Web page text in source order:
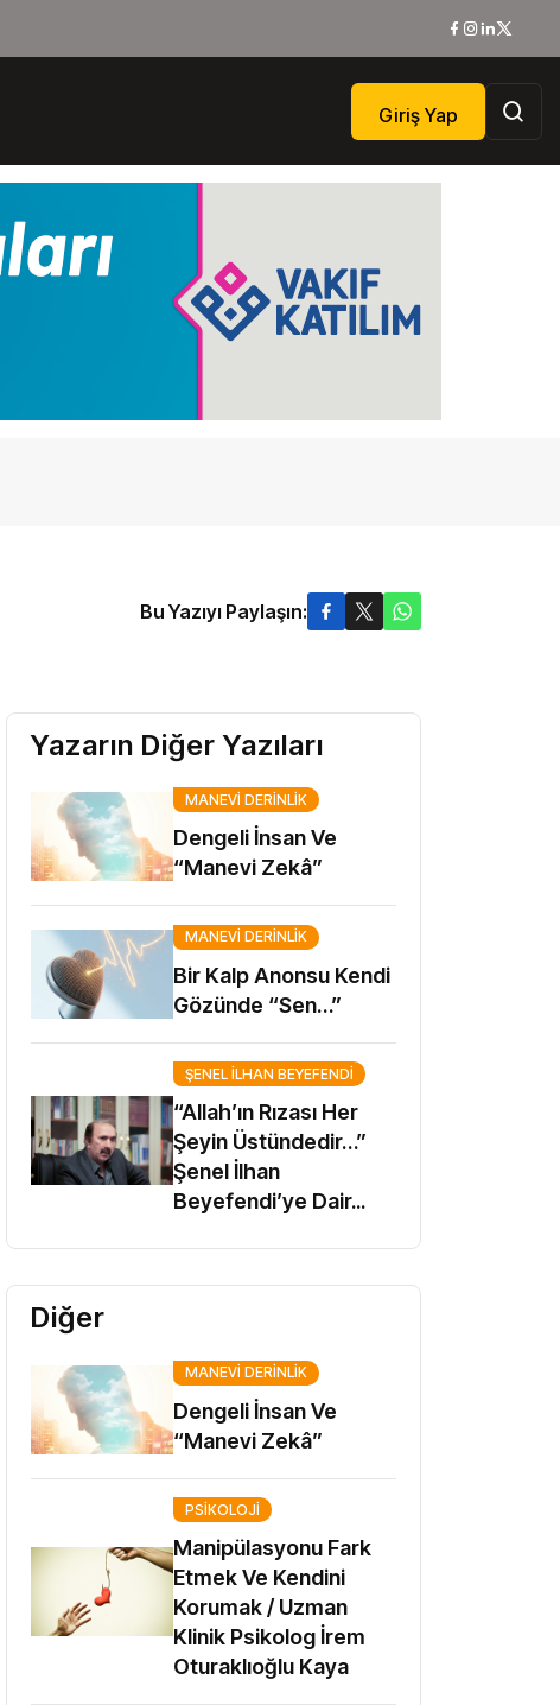
Giriş Yap
Bu Yazıyı Paylaşın:
Yazarın Diğer Yazıları
MANEVI DERINLIK
Dengeli İnsan Ve
“Manevi Zekâ”
MANEVI DERINLIK
Bir Kalp Anonsu Kendi
Gözünde “Sen…”
ŞENEL İLHAN BEYEFENDİ
“Allah’ın Rızası Her
Şeyin Üstündedir…”
Şenel İlhan
Beyefendi’ye Dair...
Diğer
MANEVI DERINLIK
Dengeli İnsan Ve
“Manevi Zekâ”
PSIKOLOJI
Manipülasyonu Fark
Etmek Ve Kendini
Korumak / Uzman
Klinik Psikolog İrem
Oturaklıoğlu Kaya